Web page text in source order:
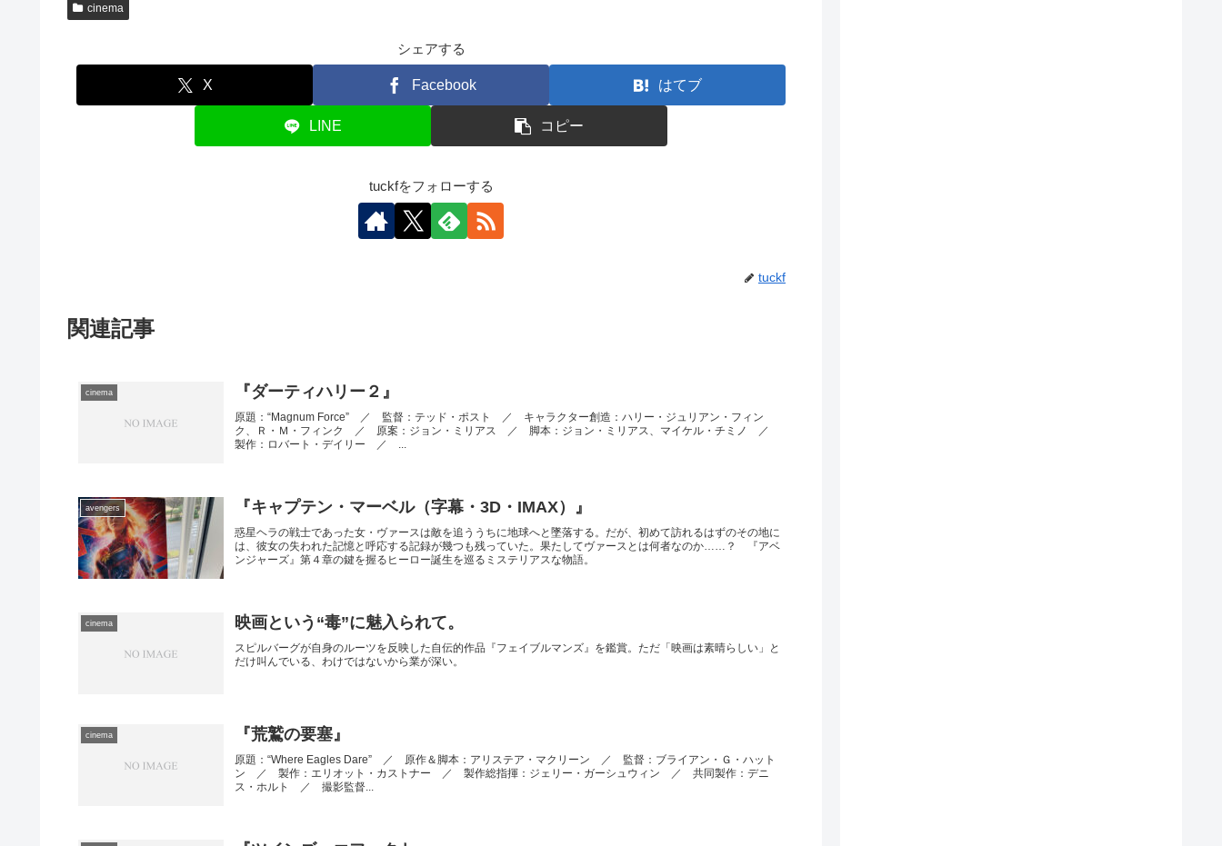
cinema
シェアする
X Facebook はてブ
LINE コピー
tuckfをフォローする
tuckf
関連記事
cinema 『ダーティハリー２』
原題：“Magnum Force” ／ 監督：テッド・ポスト ／ キャラクター創造：ハリー・ジュリアン・フィン
ク、Ｒ・Ｍ・フィンク ／ 原案：ジョン・ミリアス ／ 脚本：ジョン・ミリアス、マイケル・チミノ ／
製作：ロバート・デイリー ／ ...
avengers 『キャプテン・マーベル（字幕・3D・IMAX）』
惑星ヘラの戦士であった女・ヴァースは敵を追ううちに地球へと墜落する。だが、初めて訪れるはずのその地に
は、彼女の失われた記憶と呼応する記録が幾つも残っていた。果たしてヴァースとは何者なのか……？ 『アベ
ンジャーズ』第４章の鍵を握るヒーロー誕生を巡るミステリアスな物語。
cinema 映画という“毒”に魅入られて。
スピルバーグが自身のルーツを反映した自伝的作品『フェイブルマンズ』を鑑賞。ただ「映画は素晴らしい」と
だけ叫んでいる、わけではないから業が深い。
cinema 『荒鷲の要塞』
原題：“Where Eagles Dare” ／ 原作＆脚本：アリステア・マクリーン ／ 監督：ブライアン・Ｇ・ハット
ン ／ 製作：エリオット・カストナー ／ 製作総指揮：ジェリー・ガーシュウィン ／ 共同製作：デニ
ス・ホルト ／ 撮影監督...